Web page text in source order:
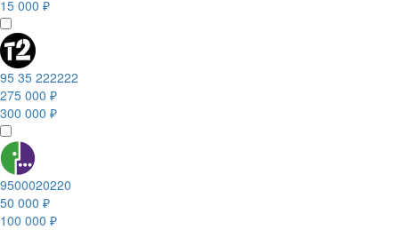
15 000 ₽
95 35 222222
275 000 ₽
300 000 ₽
9500020220
50 000 ₽
100 000 ₽